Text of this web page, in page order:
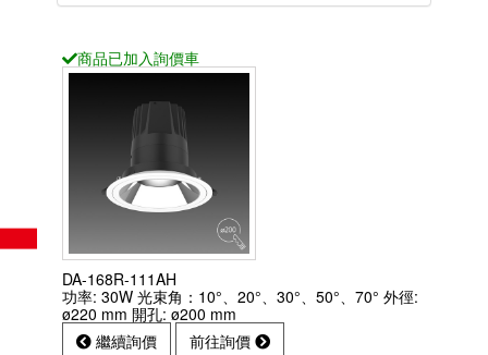
商品已加入詢價車
DA-168R-111AH
功率: 30W 光束角：10°、20°、30°、50°、70° 外徑:
ø220 mm 開孔: ø200 mm
繼續詢價
前往詢價